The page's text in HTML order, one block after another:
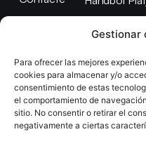
Gestionar
Para ofrecer las mejores
cookies para almacenar y/o
consentimiento de estas
el comportamiento de
sitio. No consentir o retirar el
negativamente a ciertas
Junta Directiva
2025
Estatuts
Transparència
Imatge